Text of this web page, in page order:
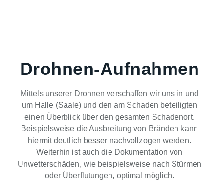
Drohnen-Aufnahmen
Mittels unserer Drohnen verschaffen wir uns in und
um Halle (Saale) und den am Schaden beteiligten
einen Überblick über den gesamten Schadenort.
Beispielsweise die Ausbreitung von Bränden kann
hiermit deutlich besser nachvollzogen werden.
Weiterhin ist auch die Dokumentation von
Unwetterschäden, wie beispielsweise nach Stürmen
oder Überflutungen, optimal möglich.